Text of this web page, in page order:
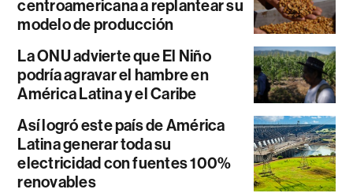
centroamericana a replantear su
modelo de producción
La ONU advierte que El Niño
podría agravar el hambre en
América Latina y el Caribe
Así logró este país de América
Latina generar toda su
electricidad con fuentes 100%
renovables